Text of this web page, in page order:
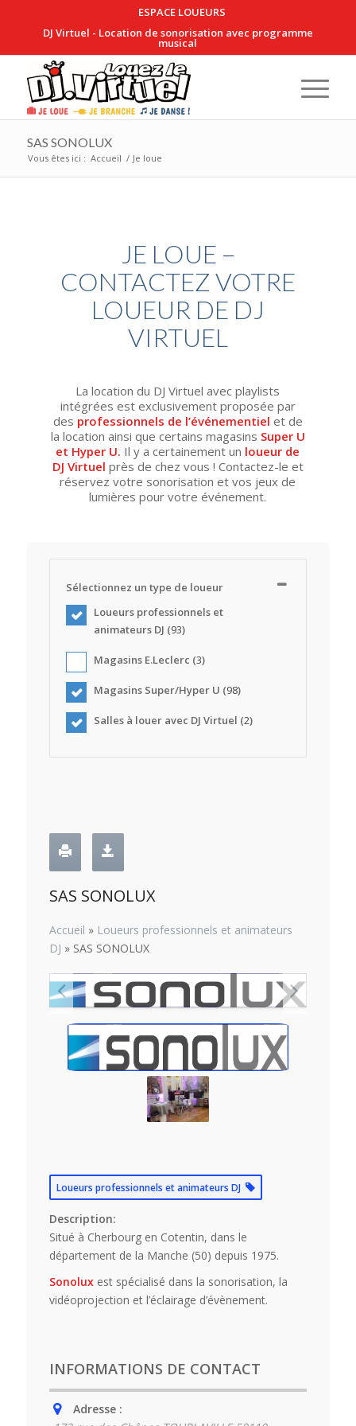
ESPACE LOUEURS
DJ Virtuel - Location de sonorisation avec programme
musical
SAS SONOLUX
Vous êtes ici : Accueil / Je loue
JE LOUE –
CONTACTEZ VOTRE
LOUEUR DE DJ
VIRTUEL
La location du DJ Virtuel avec playlists
intégrées est exclusivement proposée par
des professionnels de l’événementiel et de
la location ainsi que certains magasins Super U
et Hyper U. Il y a certainement un loueur de
DJ Virtuel près de chez vous ! Contactez-le et
réservez votre sonorisation et vos jeux de
lumières pour votre événement.
Sélectionnez un type de loueur
Loueurs professionnels et
animateurs DJ (93)
Magasins E.Leclerc (3)
Magasins Super/Hyper U (98)
Salles à louer avec DJ Virtuel (2)
SAS SONOLUX
Accueil » Loueurs professionnels et animateurs
DJ » SAS SONOLUX
Loueurs professionnels et animateurs DJ
Description:
Situé à Cherbourg en Cotentin, dans le
département de la Manche (50) depuis 1975.
Sonolux est spécialisé dans la sonorisation, la
vidéoprojection et l’éclairage d’évènement.
INFORMATIONS DE CONTACT
Adresse :